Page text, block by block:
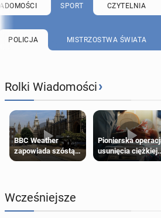
SPORT CZYTELNIA
POLICJA MISTRZOSTWA ŚWIATA
Rolki Wiadomości›
BBC Weather
zapowiada szóstą
falę upałów w
Pionierska
usunięcia ciężkiej
wady wrodzonej
Wcześniejsze